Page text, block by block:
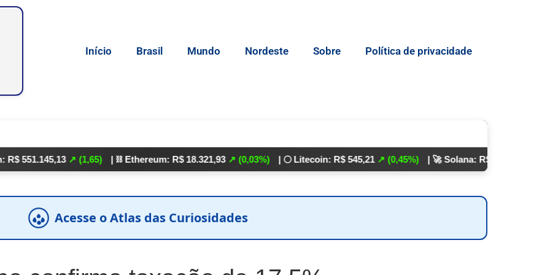
Início Brasil Mundo Nordeste Sobre Política de privacidade
↗ (1,65) | ⛓️ Ethereum: R$ 18.321,93 ↗ (0,03%) | 🌕 Litecoin: R$ 545,21↗ (0,45%) | 🚀 Solana: R$ 862,24↘ (0,01%)
Acesse o Atlas das Curiosidades